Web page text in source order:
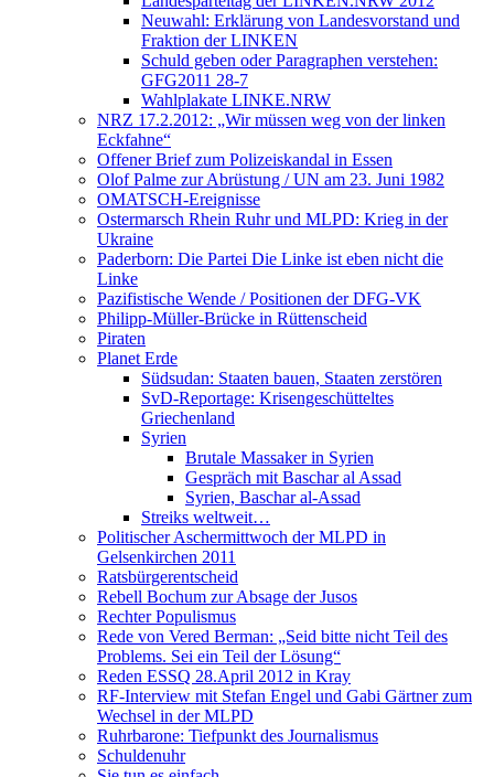
Neuwahl: Erklärung von Landesvorstand und
Fraktion der LINKEN
Schuld geben oder Paragraphen verstehen:
GFG2011 28-7
Wahlplakate LINKE.NRW
NRZ 17.2.2012: „Wir müssen weg von der linken
Eckfahne“
Offener Brief zum Polizeiskandal in Essen
Olof Palme zur Abrüstung / UN am 23. Juni 1982
OMATSCH-Ereignisse
Ostermarsch Rhein Ruhr und MLPD: Krieg in der
Ukraine
Paderborn: Die Partei Die Linke ist eben nicht die
Linke
Pazifistische Wende / Positionen der DFG-VK
Philipp-Müller-Brücke in Rüttenscheid
Piraten
Planet Erde
Südsudan: Staaten bauen, Staaten zerstören
SvD-Reportage: Krisengeschütteltes
Griechenland
Syrien
Brutale Massaker in Syrien
Gespräch mit Baschar al Assad
Syrien, Baschar al-Assad
Streiks weltweit…
Politischer Aschermittwoch der MLPD in
Gelsenkirchen 2011
Ratsbürgerentscheid
Rebell Bochum zur Absage der Jusos
Rechter Populismus
Rede von Vered Berman: „Seid bitte nicht Teil des
Problems. Sei ein Teil der Lösung“
Reden ESSQ 28.April 2012 in Kray
RF-Interview mit Stefan Engel und Gabi Gärtner zum
Wechsel in der MLPD
Ruhrbarone: Tiefpunkt des Journalismus
Schuldenuhr